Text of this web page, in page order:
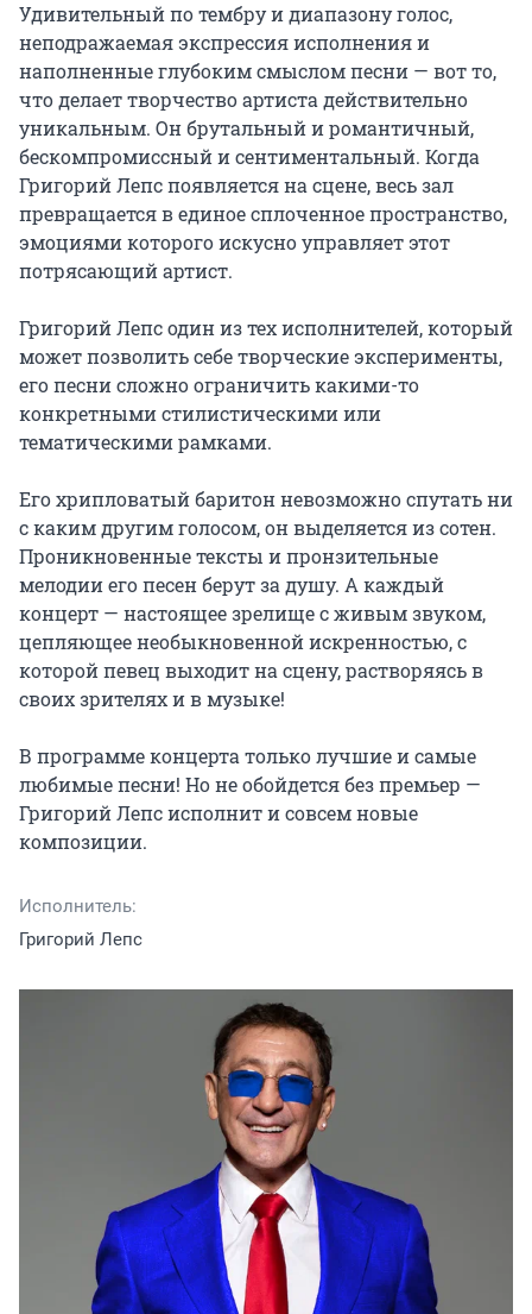
Удивительный по тембру и диапазону голос,
неподражаемая экспрессия исполнения и
наполненные глубоким смыслом песни — вот то,
что делает творчество артиста действительно
уникальным. Он брутальный и романтичный,
бескомпромиссный и сентиментальный. Когда
Григорий Лепс появляется на сцене, весь зал
превращается в единое сплоченное пространство,
эмоциями которого искусно управляет этот
потрясающий артист.
Григорий Лепс один из тех исполнителей, который
может позволить себе творческие эксперименты,
его песни сложно ограничить какими-то
конкретными стилистическими или
тематическими рамками.
Его хрипловатый баритон невозможно спутать ни
с каким другим голосом, он выделяется из сотен.
Проникновенные тексты и пронзительные
мелодии его песен берут за душу. А каждый
концерт — настоящее зрелище с живым звуком,
цепляющее необыкновенной искренностью, с
которой певец выходит на сцену, растворяясь в
своих зрителях и в музыке!
В программе концерта только лучшие и самые
любимые песни! Но не обойдется без премьер —
Григорий Лепс исполнит и совсем новые
композиции.
Исполнитель:
Григорий Лепс